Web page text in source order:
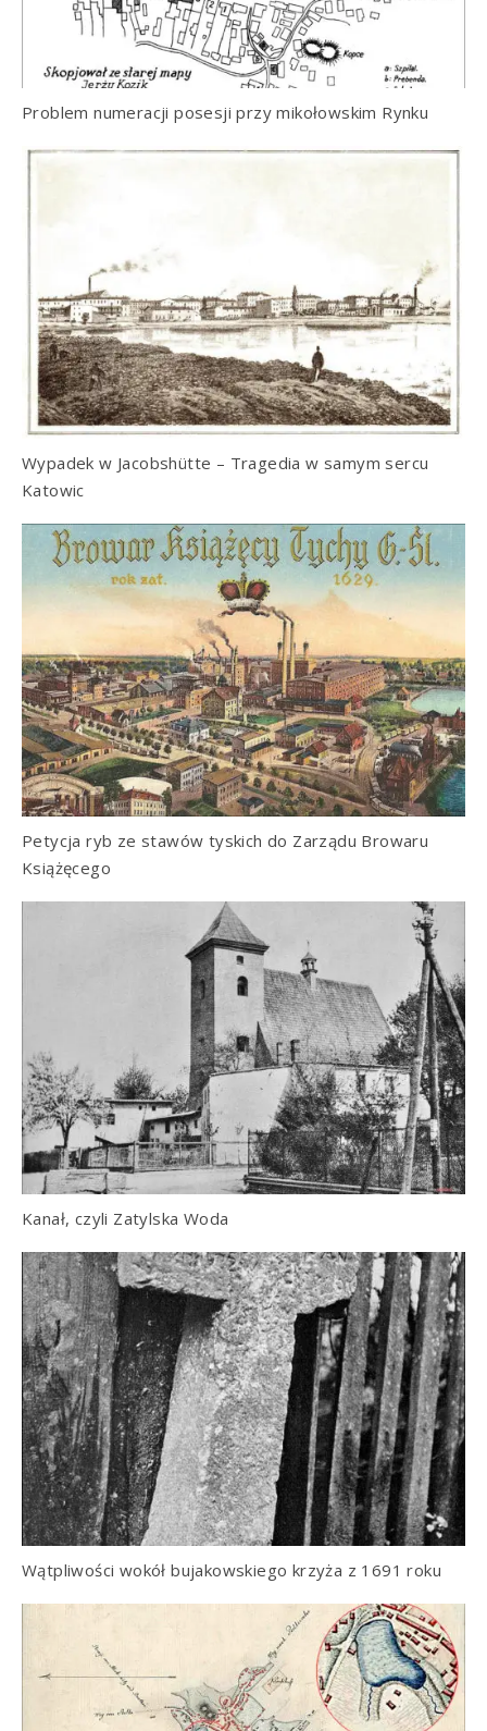
Problem numeracji posesji przy mikołowskim Rynku
Wypadek w Jacobshütte – Tragedia w samym sercu
Katowic
Petycja ryb ze stawów tyskich do Zarządu Browaru
Książęcego
Kanał, czyli Zatylska Woda
Wątpliwości wokół bujakowskiego krzyża z 1691 roku